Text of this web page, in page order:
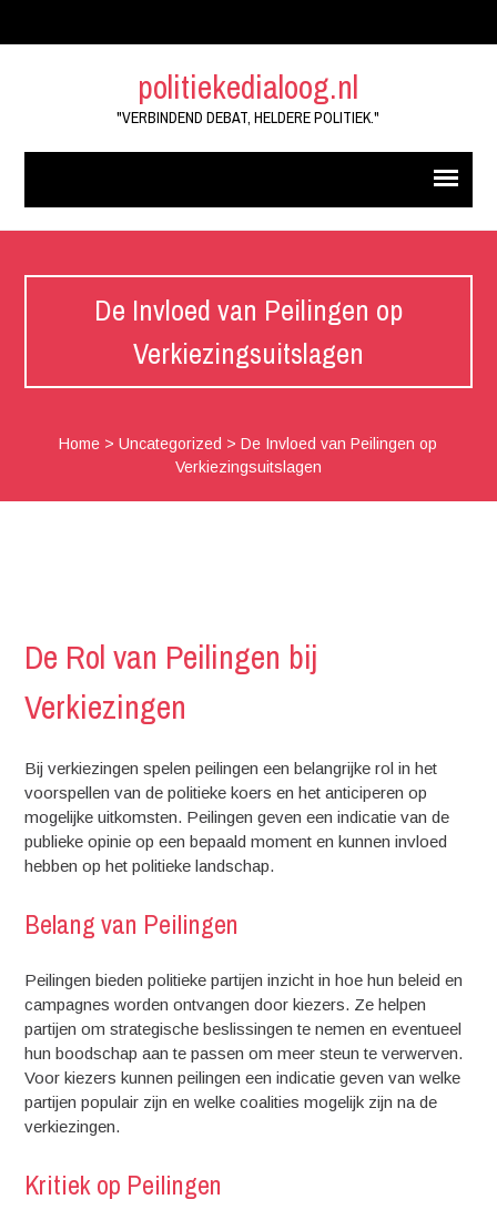
politiekedialoog.nl
"VERBINDEND DEBAT, HELDERE POLITIEK."
De Invloed van Peilingen op
Verkiezingsuitslagen
Home >Uncategorized >De Invloed van Peilingen op
Verkiezingsuitslagen
De Rol van Peilingen bij
Verkiezingen
Bij verkiezingen spelen peilingen een belangrijke rol in het
voorspellen van de politieke koers en het anticiperen op
mogelijke uitkomsten. Peilingen geven een indicatie van de
publieke opinie op een bepaald moment en kunnen invloed
hebben op het politieke landschap.
Belang van Peilingen
Peilingen bieden politieke partijen inzicht in hoe hun beleid en
campagnes worden ontvangen door kiezers. Ze helpen
partijen om strategische beslissingen te nemen en eventueel
hun boodschap aan te passen om meer steun te verwerven.
Voor kiezers kunnen peilingen een indicatie geven van welke
partijen populair zijn en welke coalities mogelijk zijn na de
verkiezingen.
Kritiek op Peilingen